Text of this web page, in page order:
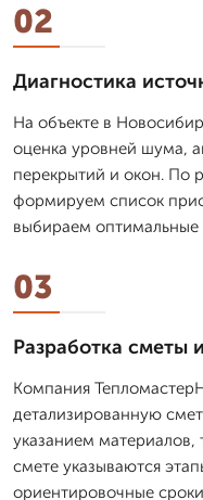
02
Диагностика
На объекте в
оценка уровней шума,
перекрытий и окон. По
формируем список
выбираем оптимальные
03
Разработка сметы
Компания
детализированную
указанием материалов,
смете указываются
ориентировочные